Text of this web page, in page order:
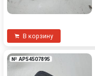
В корзину
№ AP54507895